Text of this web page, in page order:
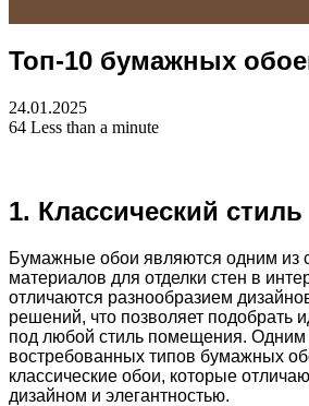
for
Топ-10 бумажных
24.01.2025
64 Less than a minute
1. Классический стиль
Бумажные обои являются одним из
материалов для отделки стен в
отличаются разнообразием
решений, что позволяет подобрать
под любой стиль помещения. Одним
востребованных типов бумажных
классические обои, которые
дизайном и элегантностью.